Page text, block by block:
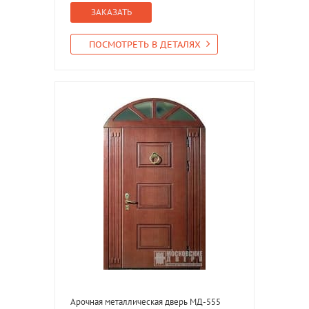
ЗАКАЗАТЬ
ПОСМОТРЕТЬ В ДЕТАЛЯХ
Арочная металлическая дверь МД-555